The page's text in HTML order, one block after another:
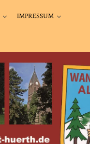
IMPRESSUM